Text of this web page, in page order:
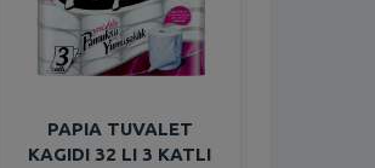
PAPIA TUVALET
KAGIDI 32 LI 3 KATLI